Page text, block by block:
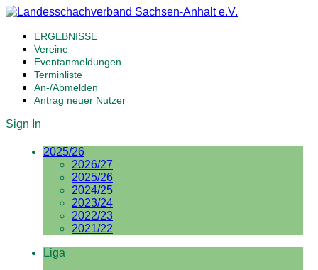
ERGEBNISSE
Vereine
Eventanmeldungen
Terminliste
An-/Abmelden
Antrag neuer Nutzer
Sign In
2025/26
2026/27
2025/26
2024/25
2023/24
2022/23
2021/22
Liga